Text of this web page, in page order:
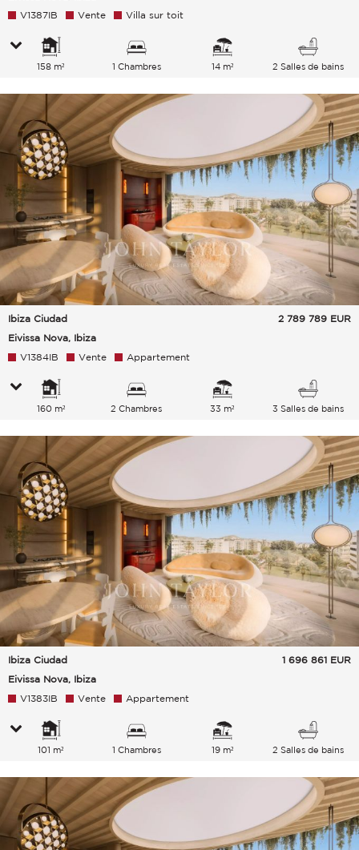
V1387IB Vente Villa sur toit
158 m² 1 Chambres 14 m² 2 Salles de bains
Ibiza Ciudad
Eivissa Nova, Ibiza
2 789 789 EUR
V1384IB Vente Appartement
160 m² 2 Chambres 33 m² 3 Salles de bains
Ibiza Ciudad
Eivissa Nova, Ibiza
1 696 861 EUR
V1383IB Vente Appartement
101 m² 1 Chambres 19 m² 2 Salles de bains